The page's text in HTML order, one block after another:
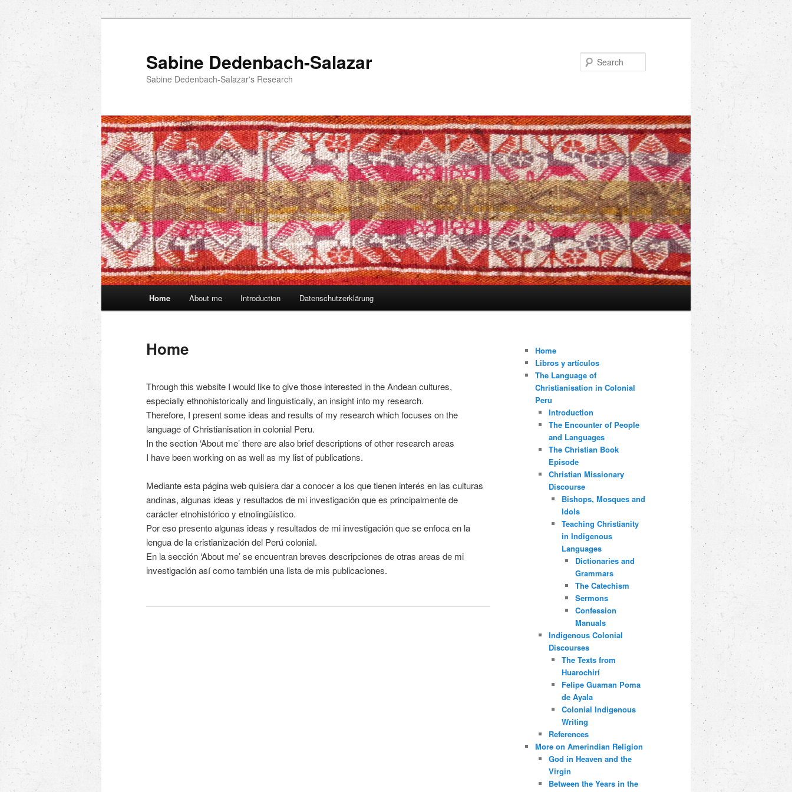
Skip
primary
Sabine Dedenbach-Salazar
Sabine Dedenbach-Salazar's Research
Home About me Introduction Datenschutzerklärung
Home
Through this website I would like to give those interested in the Andean cultures,
especially ethnohistorically and linguistically, an insight into my research.
Therefore, I present some ideas and results of my research which focuses on the
language of Christianisation in colonial Peru.
In the section ‘About me’ there are also brief descriptions of other research areas
I have been working on as well as my list of publications.
Mediante esta página web quisiera dar a conocer a los que tienen interés en las culturas
andinas, algunas ideas y resultados de mi investigación que es principalmente de
carácter etnohistórico y etnolingüístico.
Por eso presento algunas ideas y resultados de mi investigación que se enfoca en la
lengua de la cristianización del Perú colonial.
En la sección ‘About me’ se encuentran breves descripciones de otras areas de mi
investigación así como también una lista de mis publicaciones.
Home
Libros y artículos
The Language of
Christianisation in Colonial
Peru
Introduction
The Encounter of People
and Languages
The Christian Book
Episode
Christian Missionary
Discourse
Bishops, Mosques and
Idols
Teaching Christianity
in Indigenous
Languages
Dictionaries and
Grammars
The Catechism
Sermons
Confession
Manuals
Indigenous Colonial
Discourses
The Texts from
Huarochirí
Felipe Guaman Poma
de Ayala
Colonial Indigenous
Writing
References
More on Amerindian Religion
God in Heaven and the
Virgin
Between the Years in the